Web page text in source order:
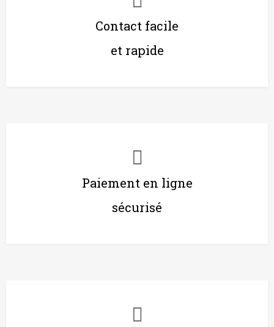
Contact facile
et rapide
Paiement en ligne
sécurisé